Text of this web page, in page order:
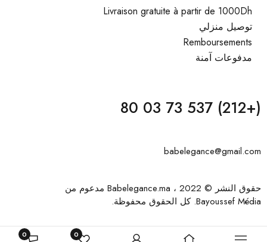
0
0
Livraison gratuite à partir de 1000Dh
توصيل منزلي
Remboursements
مدفوعات آمنة
(+212) 537 73 03 80
babelegance@gmail.com
حقوق النشر © 2022 ، Babelegance.ma مدعوم من
Bayoussef Média. كل الحقوق محفوظة.